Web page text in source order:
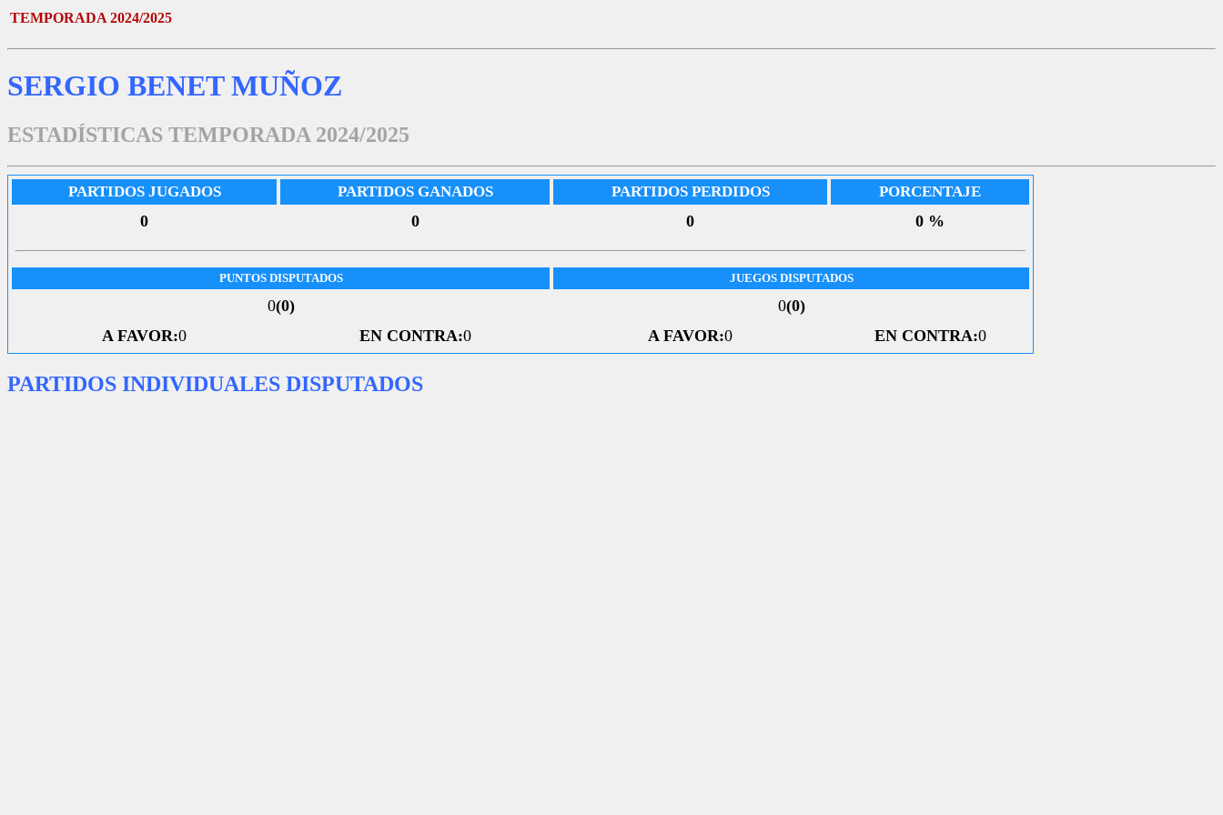
TEMPORADA 2024/2025
SERGIO BENET MUÑOZ
ESTADÍSTICAS TEMPORADA 2024/2025
PARTIDOS JUGADOS PARTIDOS GANADOS PARTIDOS PERDIDOS PORCENTAJE
0 0 0 0 %
PUNTOS DISPUTADOS JUEGOS DISPUTADOS
0(0) 0(0)
A FAVOR:0 EN CONTRA:0 A FAVOR:0 EN CONTRA:0
PARTIDOS INDIVIDUALES DISPUTADOS